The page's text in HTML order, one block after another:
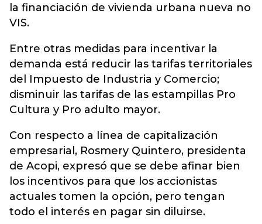
la financiación de vivienda urbana nueva no
VIS.
Entre otras medidas para incentivar la
demanda está reducir las tarifas territoriales
del Impuesto de Industria y Comercio;
disminuir las tarifas de las estampillas Pro
Cultura y Pro adulto mayor.
Con respecto a línea de capitalización
empresarial, Rosmery Quintero, presidenta
de Acopi, expresó que se debe afinar bien
los incentivos para que los accionistas
actuales tomen la opción, pero tengan
todo el interés en pagar sin diluirse.